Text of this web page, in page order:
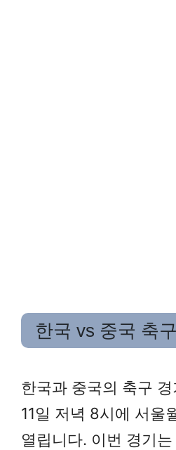
한국 vs 중국 축
한국과 중국의 축구
11일 저녁 8시에 서울
열립니다. 이번 경기